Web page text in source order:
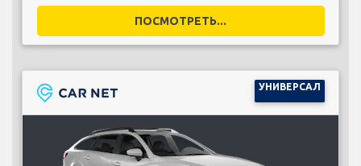
ПОСМОТРЕТЬ...
УНИВЕРСАЛ